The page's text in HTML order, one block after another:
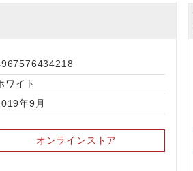
ワイト
年9月
オンラインストア